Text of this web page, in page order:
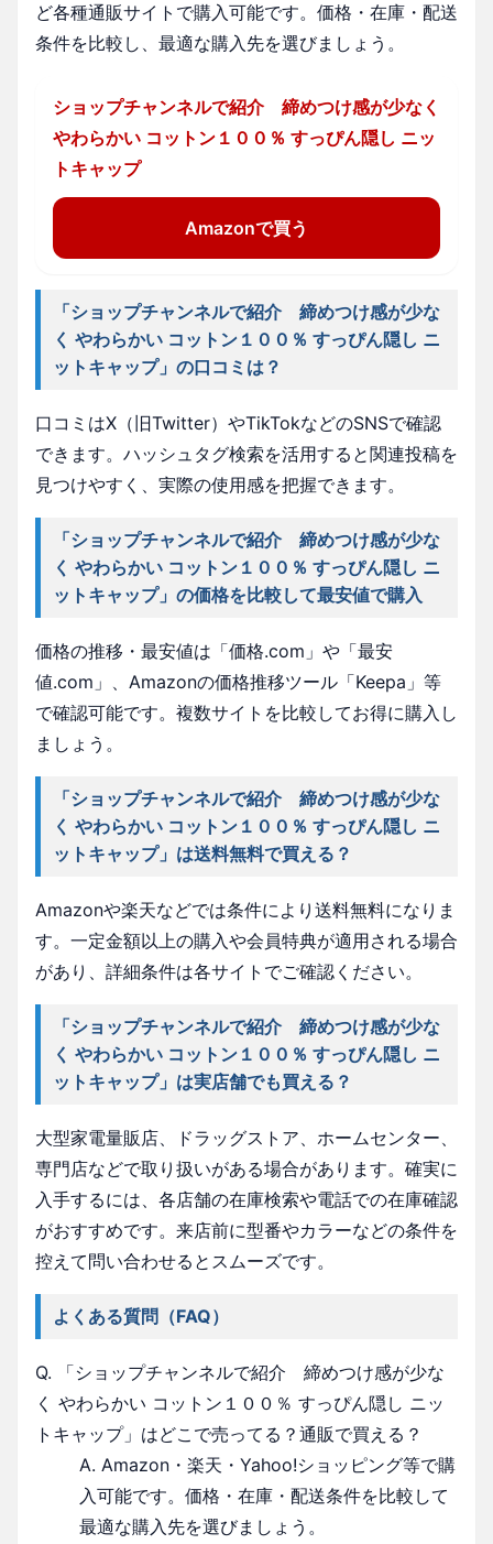
ど各種通販サイトで購入可能です。価格・在庫・配送
条件を比較し、最適な購入先を選びましょう。
ショップチャンネルで紹介 締めつけ感が少なく
やわらかい コットン１００％ すっぴん隠し ニッ
トキャップ
Amazonで買う
「ショップチャンネルで紹介 締めつけ感が少な
く やわらかい コットン１００％ すっぴん隠し ニ
ットキャップ」の口コミは？
口コミはX（旧Twitter）やTikTokなどのSNSで確認
できます。ハッシュタグ検索を活用すると関連投稿を
見つけやすく、実際の使用感を把握できます。
「ショップチャンネルで紹介 締めつけ感が少な
く やわらかい コットン１００％ すっぴん隠し ニ
ットキャップ」の価格を比較して最安値で購入
価格の推移・最安値は「価格.com」や「最安
値.com」、Amazonの価格推移ツール「Keepa」等
で確認可能です。複数サイトを比較してお得に購入し
ましょう。
「ショップチャンネルで紹介 締めつけ感が少な
く やわらかい コットン１００％ すっぴん隠し ニ
ットキャップ」は送料無料で買える？
Amazonや楽天などでは条件により送料無料になりま
す。一定金額以上の購入や会員特典が適用される場合
があり、詳細条件は各サイトでご確認ください。
「ショップチャンネルで紹介 締めつけ感が少な
く やわらかい コットン１００％ すっぴん隠し ニ
ットキャップ」は実店舗でも買える？
大型家電量販店、ドラッグストア、ホームセンター、
専門店などで取り扱いがある場合があります。確実に
入手するには、各店舗の在庫検索や電話での在庫確認
がおすすめです。来店前に型番やカラーなどの条件を
控えて問い合わせるとスムーズです。
よくある質問（FAQ）
Q. 「ショップチャンネルで紹介 締めつけ感が少な
く やわらかい コットン１００％ すっぴん隠し ニッ
トキャップ」はどこで売ってる？通販で買える？
A. Amazon・楽天・Yahoo!ショッピング等で購
入可能です。価格・在庫・配送条件を比較して
最適な購入先を選びましょう。